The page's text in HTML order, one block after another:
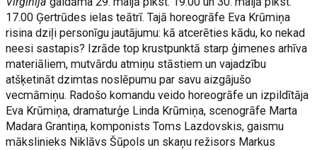
17.00 Ģertrūdes ielas teātrī. Tajā horeogrāfe Eva Krūmiņa
risina dziļi personīgu jautājumu: kā atcerēties kādu, ko nekad
neesi sastapis? Izrāde top krustpunktā starp ģimenes arhīva
materiāliem, mutvārdu atmiņu stāstiem un vajadzību
atšķetināt dzimtas noslēpumu par savu aizgājušo
vecmāmiņu. Radošo komandu veido horeogrāfe un izpildītāja
Eva Krūmiņa, dramaturģe Linda Krūmiņa, scenogrāfe Marta
Madara Grantiņa, komponists Toms Lazdovskis, gaismu
mākslinieks Niklāvs Šūpols un skaņu režisors Markus